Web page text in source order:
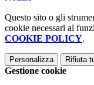
Questo sito o gli
cookie necessari al
COOKIE POLICY.
Personalizza Rifiuta
Gestione cookie